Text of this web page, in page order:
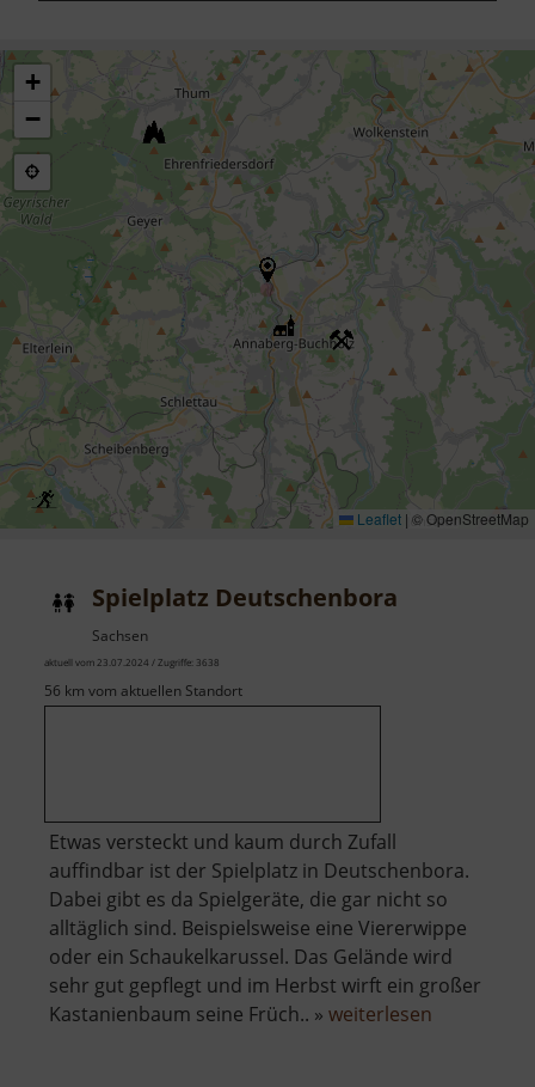
+
−
Leaflet | © OpenStreetMap
Spielplatz Deutschenbora
Sachsen
aktuell vom 23.07.2024 / Zugriffe: 3638
56 km vom aktuellen Standort
Etwas versteckt und kaum durch Zufall
auffindbar ist der Spielplatz in Deutschenbora.
Dabei gibt es da Spielgeräte, die gar nicht so
alltäglich sind. Beispielsweise eine Viererwippe
oder ein Schaukelkarussel. Das Gelände wird
sehr gut gepflegt und im Herbst wirft ein großer
Kastanienbaum seine Früch.. » weiterlesen